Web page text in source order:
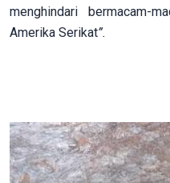
menghindari bermacam-
Amerika Serikat”.